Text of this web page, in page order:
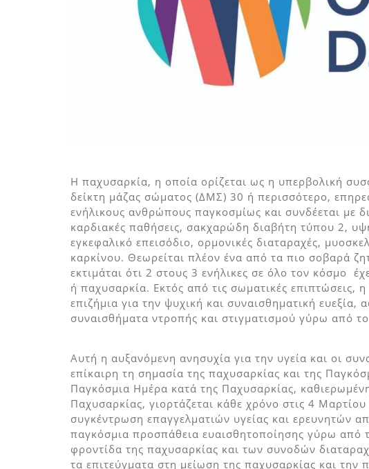
Η παχυσαρκία, η οποία ορίζεται ως η υπερβολική
δείκτη μάζας σώματος (ΔΜΣ) 30 ή περισσότερο,
ενήλικους ανθρώπους παγκοσμίως και συνδέεται
καρδιακές παθήσεις, σακχαρώδη διαβήτη τύπου 2,
εγκεφαλικό επεισόδιο, ορμονικές διαταραχές,
καρκίνου. Θεωρείται πλέον ένα από τα πιο σοβαρά
εκτιμάται ότι 2 στους 3 ενήλικες σε όλο τον κόσμο
ή παχυσαρκία. Εκτός από τις σωματικές επιπτώσεις,
επιζήμια για την ψυχική και συναισθηματική
συναισθήματα ντροπής και στιγματισμού γύρω από
Αυτή η αυξανόμενη ανησυχία για την υγεία και οι
επίκαιρη τη σημασία της παχυσαρκίας και της
Παγκόσμια Ημέρα κατά της Παχυσαρκίας,
Παχυσαρκίας, γιορτάζεται κάθε χρόνο στις 4 Μαρτίου
συγκέντρωση επαγγελματιών υγείας και ερευνητών
παγκόσμια προσπάθεια ευαισθητοποίησης γύρω από
φροντίδα της παχυσαρκίας και των συνοδών
τα επιτεύγματα στη μείωση της παχυσαρκίας και την